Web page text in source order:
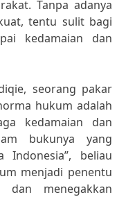
Tanpa adanya
tentu sulit bagi
kedamaian dan
seorang pakar
hukum adalah
kedamaian dan
bukunya yang
Indonesia”, beliau
menjadi penentu
dan menegakkan